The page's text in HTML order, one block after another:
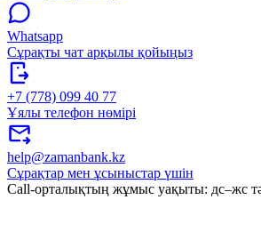
Whatsapp
Сұрақты чат арқылы қойыңыз
+7 (778) 099 40 77
Ұялы телефон нөмірі
help@zamanbank.kz
Сұрақтар мен ұсыныстар үшін
Call-орталықтың жұмыс уақыты: дс–жс